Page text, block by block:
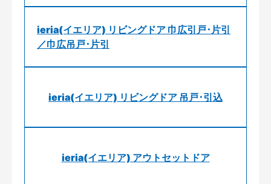
ieria(イエリア) リビングドア 巾広引戸･片引
／巾広吊戸･片引
ieria(イエリア) リビングドア 吊戸･引込
ieria(イエリア) アウトセットドア